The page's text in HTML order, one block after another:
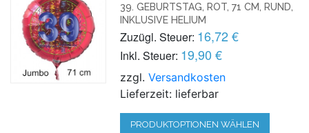
39. GEBURTSTAG, ROT, 71 CM, RUND,
INKLUSIVE HELIUM
Zuzügl. Steuer: 16,72 €
Inkl. Steuer: 19,90 €
zzgl.Versandkosten
Lieferzeit: lieferbar
PRODUKTOPTIONEN WÄHLEN